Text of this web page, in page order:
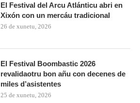
El Festival del Arcu Atlánticu abri en
Xixón con un mercáu tradicional
26 de xunetu, 2026
El Festival Boombastic 2026
revalidaotru bon añu con decenes de
miles d’asistentes
25 de xunetu, 2026